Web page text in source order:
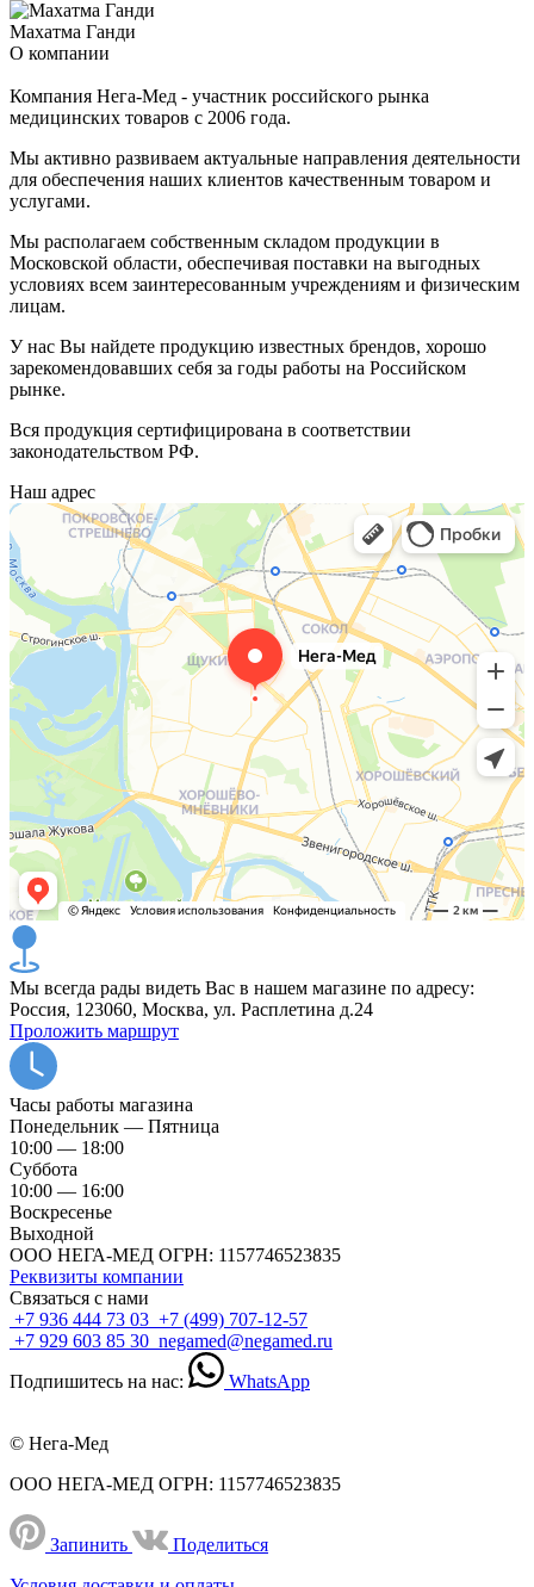
Махатма Ганди
О компании
Компания Нега-Мед - участник российского рынка
медицинских товаров с 2006 года.
Мы активно развиваем актуальные направления деятельности
для обеспечения наших клиентов качественным товаром и
услугами.
Мы располагаем собственным складом продукции в
Московской области, обеспечивая поставки на выгодных
условиях всем заинтересованным учреждениям и физическим
лицам.
У нас Вы найдете продукцию известных брендов, хорошо
зарекомендовавших себя за годы работы на Российском
рынке.
Вся продукция сертифицирована в соответствии
законодательством РФ.
Наш адрес
Мы всегда рады видеть Вас в нашем магазине по адресу:
Россия, 123060, Москва, ул. Расплетина д.24
Проложить маршрут
Часы работы магазина
Понедельник — Пятница
10:00 — 18:00
Суббота
10:00 — 16:00
Воскресенье
Выходной
ООО НЕГА-МЕД ОГРН: 1157746523835
Реквизиты компании
Связаться с нами
+7 936 444 73 03 +7 (499) 707-12-57
+7 929 603 85 30 negamed@negamed.ru
Подпишитесь на нас:
WhatsApp
© Нега-Мед
ООО НЕГА-МЕД ОГРН: 1157746523835
Запинить
Поделиться